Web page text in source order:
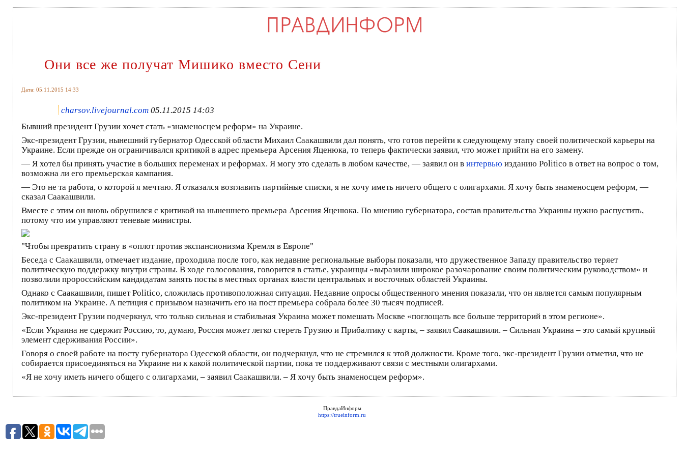
Они все же получат Мишико вместо Сени
Дата: 05.11.2015 14:33
charsov.livejournal.com 05.11.2015 14:03
Бывший президент Грузии хочет стать «знаменосцем реформ» на Украине.
Экс-президент Грузии, нынешний губернатор Одесской области Михаил Саакашвили дал понять, что готов перейти к следующему этапу своей политической карьеры на
Украине. Если прежде он ограничивался критикой в адрес премьера Арсения Яценюка, то теперь фактически заявил, что может прийти на его замену.
— Я хотел бы принять участие в больших переменах и реформах. Я могу это сделать в любом качестве, — заявил он в интервью изданию Politico в ответ на вопрос о том,
возможна ли его премьерская кампания.
— Это не та работа, о которой я мечтаю. Я отказался возглавить партийные списки, я не хочу иметь ничего общего с олигархами. Я хочу быть знаменосцем реформ, —
сказал Саакашвили.
Вместе с этим он вновь обрушился с критикой на нынешнего премьера Арсения Яценюка. По мнению губернатора, состав правительства Украины нужно распустить,
потому что им управляют теневые министры.
"Чтобы превратить страну в «оплот против экспансионизма Кремля в Европе"
Беседа с Саакашвили, отмечает издание, проходила после того, как недавние региональные выборы показали, что дружественное Западу правительство теряет
политическую поддержку внутри страны. В ходе голосования, говорится в статье, украинцы «выразили широкое разочарование своим политическим руководством» и
позволили пророссийским кандидатам занять посты в местных органах власти центральных и восточных областей Украины.
Однако с Саакашвили, пишет Politico, сложилась противоположная ситуация. Недавние опросы общественного мнения показали, что он является самым популярным
политиком на Украине. А петиция с призывом назначить его на пост премьера собрала более 30 тысяч подписей.
Экс-президент Грузии подчеркнул, что только сильная и стабильная Украина может помешать Москве «поглощать все больше территорий в этом регионе».
«Если Украина не сдержит Россию, то, думаю, Россия может легко стереть Грузию и Прибалтику с карты, – заявил Саакашвили. – Сильная Украина – это самый крупный
элемент сдерживания России».
Говоря о своей работе на посту губернатора Одесской области, он подчеркнул, что не стремился к этой должности. Кроме того, экс-президент Грузии отметил, что не
собирается присоединяться на Украине ни к какой политической партии, пока те поддерживают связи с местными олигархами.
«Я не хочу иметь ничего общего с олигархами, – заявил Саакашвили. – Я хочу быть знаменосцем реформ».
ПравдаИнформ
https://trueinform.ru